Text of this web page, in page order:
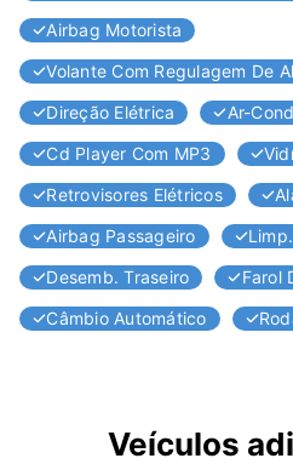
Airbag Motorista
Volante Com Regulagem De
Direção Elétrica
Ar-
Cd Player Com MP3
Retrovisores Elétricos
Airbag Passageiro
Desemb. Traseiro
Farol
Câmbio Automático
Veículos